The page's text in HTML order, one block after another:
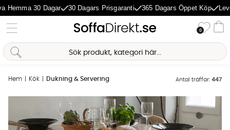
Hemma 30 Dagar 30 Dagars Prisgaranti 365 Dagars Öppet Köp
0
Hem Kök Dukning & Servering Antal träffar: 447
Sofia Direkt